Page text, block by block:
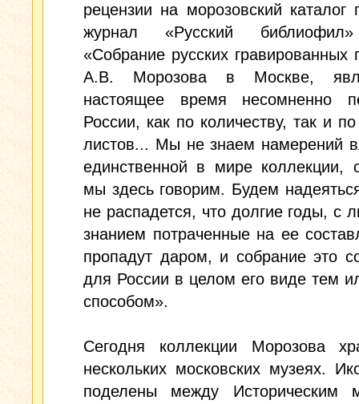
рецензии на морозовский каталог
журнал «Русский
«Собрание русских гравированных
А.В. Морозова в Москве,
настоящее время несомненно
России, как по количеству, так и
листов... Мы не знаем намерений
единственной в мире коллекции,
мы здесь говорим. Будем
не распадется, что долгие годы, с
знанием потраченные на ее
пропадут даром, и собрание это
для России в целом его виде тем
способом».
Сегодня коллекции Морозова
нескольких московских музеях.
поделены между Историческим